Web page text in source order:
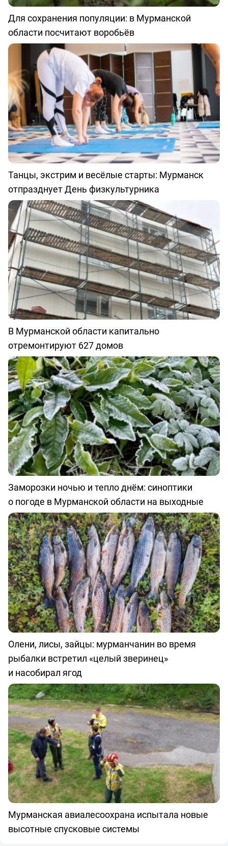
Для сохранения популяции: в Мурманской
области посчитают воробьёв
Танцы, экстрим и весёлые старты: Мурманск
отпразднует День физкультурника
В Мурманской области капитально
отремонтируют 627 домов
Заморозки ночью и тепло днём: синоптики
о погоде в Мурманской области на выходные
Олени, лисы, зайцы: мурманчанин во время
рыбалки встретил «целый зверинец»
и насобирал ягод
Мурманская авиалесоохрана испытала новые
высотные спусковые системы